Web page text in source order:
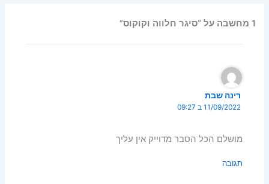
1 מחשבה על “סיגר חלווה וקוקוס”
רינה שבת
11/09/2022 ב 09:27
מושלם הכל הסבר מדוייק אין עליך
תגובה